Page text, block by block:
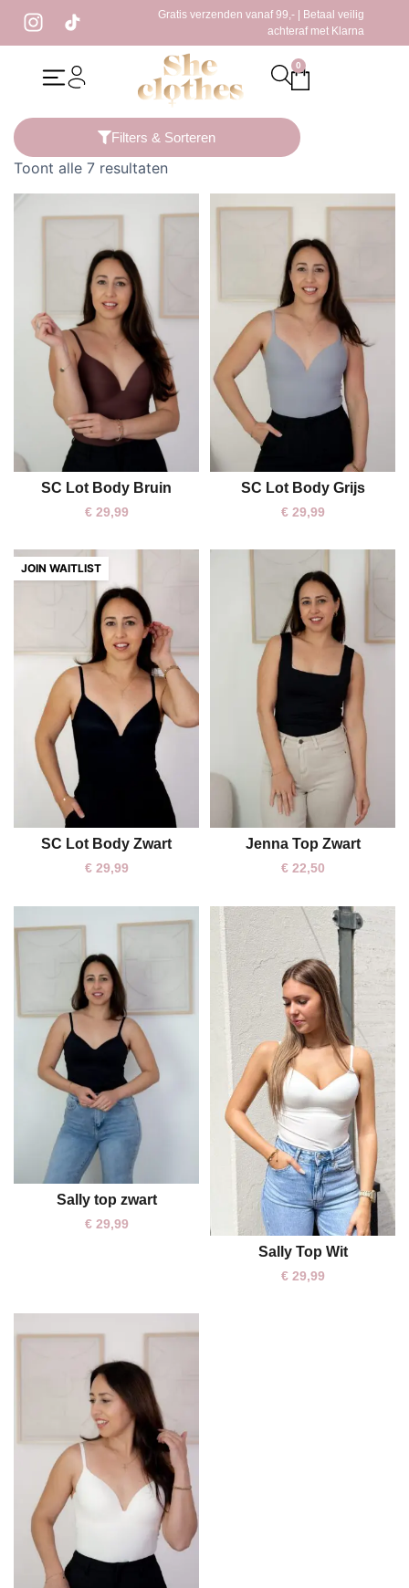
Gratis verzenden vanaf 99,- | Betaal veilig
achteraf met Klarna
0
/ Producten getagged “body top”
Filters & Sorteren
Toont alle 7 resultaten
S XL
SC Lot Body Bruin
€29,99
S M L
SC Lot Body Grijs
€29,99
SC Lot Body Zwart
€29,99
S/M M/L
Jenna Top Zwart
€22,50
L XL
Sally top zwart
€29,99
L XL
Sally Top Wit
€29,99